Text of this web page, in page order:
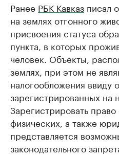
Ранее РБК Кавказ писал
на землях отгонного
присвоения статуса
пункта, в которых
человек. Объекты,
землях, при этом не
налогообложения ввиду
зарегистрированных на
Зарегистрировать
физических, а также
представляется
законодательного